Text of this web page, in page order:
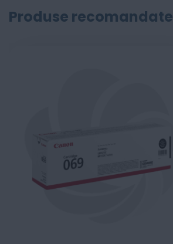
Produse recomandate